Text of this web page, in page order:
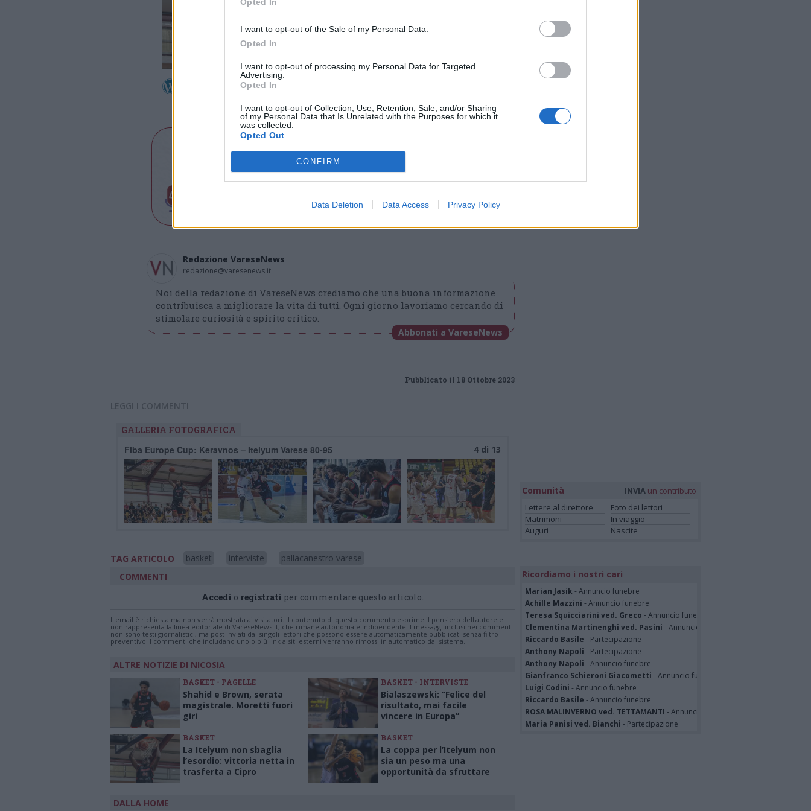
I want to opt-out of the Sale of my Personal Data.
Opted In
I want to opt-out of processing my Personal Data for Targeted
Advertising.
Opted In
I want to opt-out of Collection, Use, Retention, Sale, and/or Sharing
of my Personal Data that Is Unrelated with the Purposes for which it
was collected.
Opted Out
CONFIRM
Data Deletion Data Access Privacy Policy
Tutti gli eventi
diagostoa Materia
Redazione VareseNews
redazione@varesenews.it
Noi della redazione di VareseNews crediamo che una buona informazione
contribuisca a migliorare la vita di tutti. Ogni giorno lavoriamo cercando di
stimolare curiosità e spirito critico.
Abbonati a VareseNews
Pubblicato il 18 Ottobre 2023
LEGGI I COMMENTI
GALLERIA FOTOGRAFICA
Fiba Europe Cup: Keravnos – Itelyum Varese 80-95 4 di 13
TAG ARTICOLO basket interviste
pallacanestro varese
COMMENTI
Accedi o registrati per commentare questo articolo.
L'email è richiesta ma non verrà mostrata ai visitatori. Il contenuto di questo commento esprime il pensiero dell'autore e
non rappresenta la linea editoriale di VareseNews.it, che rimane autonoma e indipendente. I messaggi inclusi nei commenti
non sono testi giornalistici, ma post inviati dai singoli lettori che possono essere automaticamente pubblicati senza filtro
preventivo. I commenti che includano uno o più link a siti esterni verranno rimossi in automatico dal sistema.
ALTRE NOTIZIE DI NICOSIA
BASKET - PAGELLE
Shahid e Brown, serata
magistrale. Moretti fuori
giri
BASKET - INTERVISTE
Bialaszewski: “Felice del
risultato, mai facile
vincere in Europa”
BASKET
La Itelyum non sbaglia
l’esordio: vittoria netta in
trasferta a Cipro
BASKET
La coppa per l’Itelyum non
sia un peso ma una
opportunità da sfruttare
DALLA HOME
Comunità INVIA un contributo
Lettere al direttore
Foto dei lettori
Matrimoni
In viaggio
Auguri
Nascite
Ricordiamo i nostri cari
Marian Jasik - Annuncio funebre
Achille Mazzini - Annuncio funebre
Teresa Squicciarini ved. Greco - Annuncio funebre
Clementina Martinenghi ved. Pasini - Annuncio funebre
Riccardo Basile - Partecipazione
Anthony Napoli - Partecipazione
Anthony Napoli - Annuncio funebre
Gianfranco Schieroni Giacometti - Annuncio funebre
Luigi Codini - Annuncio funebre
Riccardo Basile - Annuncio funebre
ROSA MALINVERNO ved. TETTAMANTI - Annuncio funebre
Maria Panisi ved. Bianchi - Partecipazione